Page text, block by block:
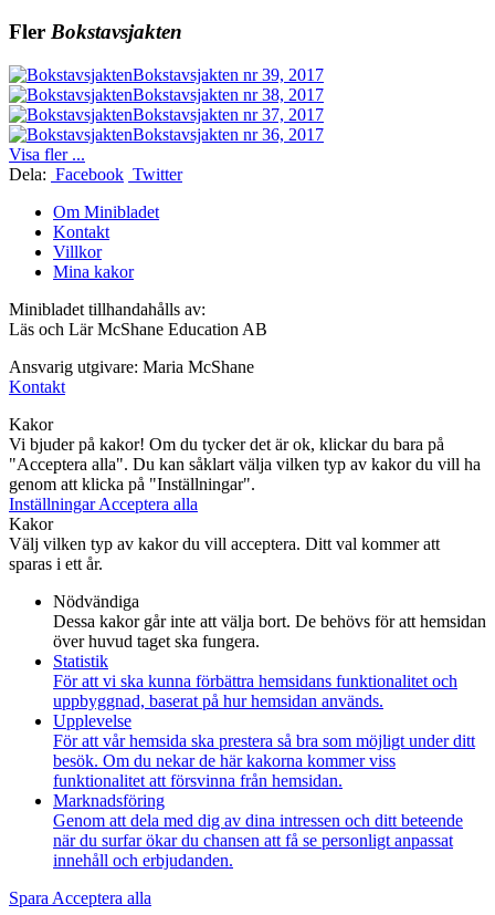
Fler Bokstavsjakten
Bokstavsjakten nr 39, 2017
Bokstavsjakten nr 38, 2017
Bokstavsjakten nr 37, 2017
Bokstavsjakten nr 36, 2017
Visa fler ...
Dela: Facebook Twitter
Om Minibladet
Kontakt
Villkor
Mina kakor
Minibladet tillhandahålls av:
Läs och Lär McShane Education AB
Ansvarig utgivare: Maria McShane
Kontakt
Kakor
Vi bjuder på kakor! Om du tycker det är ok, klickar du bara på
"Acceptera alla". Du kan såklart välja vilken typ av kakor du vill ha
genom att klicka på "Inställningar".
InställningarAcceptera alla
Kakor
Välj vilken typ av kakor du vill acceptera. Ditt val kommer att
sparas i ett år.
Nödvändiga
Dessa kakor går inte att välja bort. De behövs för att hemsidan
över huvud taget ska fungera.
Statistik
För att vi ska kunna förbättra hemsidans funktionalitet och
uppbyggnad, baserat på hur hemsidan används.
Upplevelse
För att vår hemsida ska prestera så bra som möjligt under ditt
besök. Om du nekar de här kakorna kommer viss
funktionalitet att försvinna från hemsidan.
Marknadsföring
Genom att dela med dig av dina intressen och ditt beteende
när du surfar ökar du chansen att få se personligt anpassat
innehåll och erbjudanden.
Spara Acceptera alla